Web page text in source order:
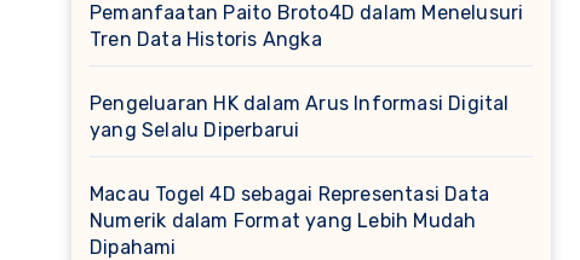
Pemanfaatan Paito Broto4D dalam Menelusuri
Tren Data Historis Angka
Pengeluaran HK dalam Arus Informasi Digital
yang Selalu Diperbarui
Macau Togel 4D sebagai Representasi Data
Numerik dalam Format yang Lebih Mudah
Dipahami